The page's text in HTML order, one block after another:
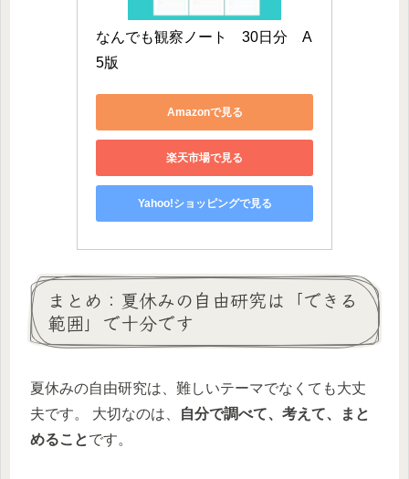
なんでも観察ノート　30日分　A
5版
Amazonで見る
楽天市場で見る
Yahoo!ショッピングで見る
まとめ：夏休みの自由研究は「できる
範囲」で十分です
夏休みの自由研究は、難しいテーマでなくても大丈
夫です。 大切なのは、
自分で調べて、考えて、まと
めることです。